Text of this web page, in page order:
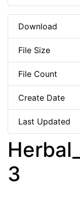
Download
File Size
File Count
Create Date
Last Updated
3